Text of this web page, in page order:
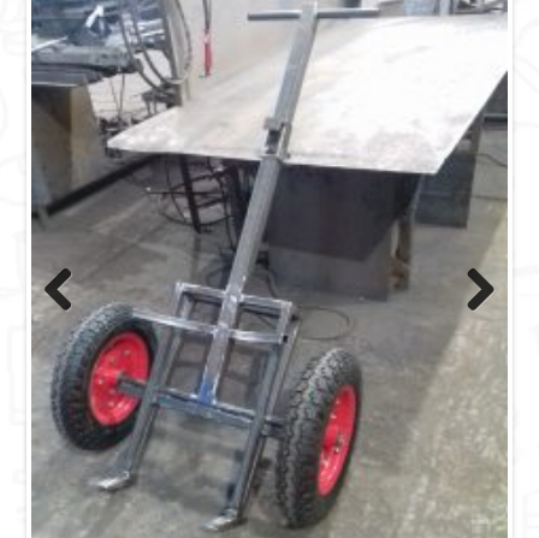
Previous Next